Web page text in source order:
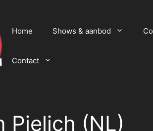
Home Shows & aanbod
Contact
Pielich (NL)